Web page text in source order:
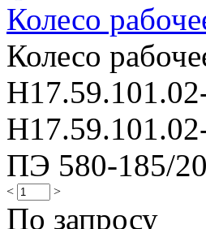
Колесо
Колесо
ПЭ 580-185/
< >
По запросу